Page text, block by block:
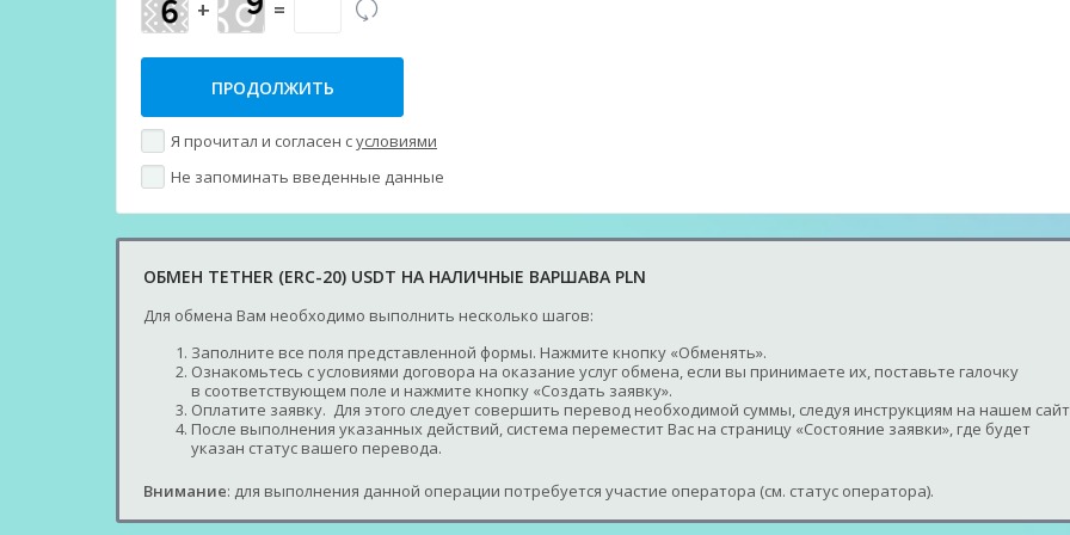
+ =
Я прочитал и согласен сусловиями
Не запоминать введенные данные
ОБМЕН TETHER (ERC-20) USDT НА НАЛИЧНЫЕ ВАРШАВА PLN
Для обмена Вам необходимо выполнить несколько шагов:
Заполните все поля представленной формы. Нажмите кнопку «Обменять».
Ознакомьтесь с условиями договора на оказание услуг обмена, если вы принимаете их, поставьте галочку
в соответствующем поле и нажмите кнопку «Создать заявку».
Оплатите заявку. Для этого следует совершить перевод необходимой суммы, следуя инструкциям на нашем
После выполнения указанных действий, система переместит Вас на страницу «Состояние заявки», где будет
указан статус вашего перевода.
Внимание: для выполнения данной операции потребуется участие оператора (см. статус оператора).